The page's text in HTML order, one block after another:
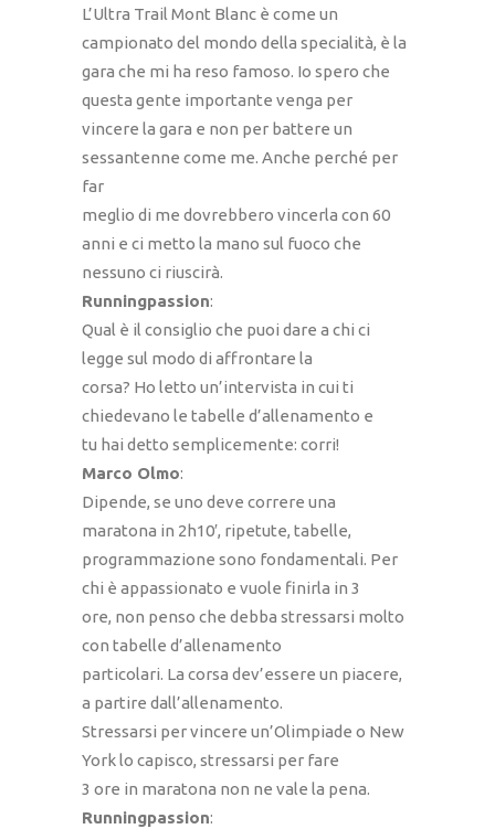
L’Ultra Trail Mont Blanc è come un
campionato del mondo della specialità, è la
gara che mi ha reso famoso. Io spero che
questa gente importante venga per
vincere la gara e non per battere un
sessantenne come me. Anche perché per
far
meglio di me dovrebbero vincerla con 60
anni e ci metto la mano sul fuoco che
nessuno ci riuscirà.
Runningpassion:
Qual è il consiglio che puoi dare a chi ci
legge sul modo di affrontare la
corsa? Ho letto un’intervista in cui ti
chiedevano le tabelle d’allenamento e
tu hai detto semplicemente: corri!
Marco Olmo:
Dipende, se uno deve correre una
maratona in 2h10′, ripetute, tabelle,
programmazione sono fondamentali. Per
chi è appassionato e vuole finirla in 3
ore, non penso che debba stressarsi molto
con tabelle d’allenamento
particolari. La corsa dev’essere un piacere,
a partire dall’allenamento.
Stressarsi per vincere un’Olimpiade o New
York lo capisco, stressarsi per fare
3 ore in maratona non ne vale la pena.
Runningpassion: